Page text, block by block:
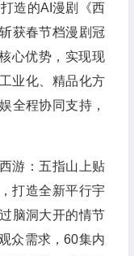
造的AI漫剧《西
获春节档漫剧冠
心优势，实现现
业化、精品化方
全程协同支持，
游：五指山上贴
打造全新平行宇
脑洞大开的情节
众需求，60集内